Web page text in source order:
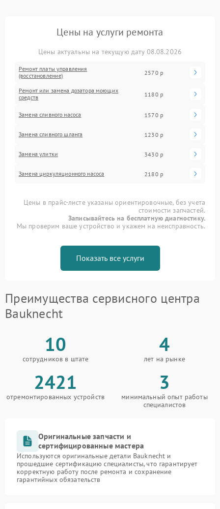
Цены на услуги ремонта
Цены актуальны на текущую дату 08.08.2026
Ремонт платы управления
(восстановление)
2570 р
Ремонт или замена дозатора моющих
средств
1180 р
Замена сливного насоса 1570 р
Замена сливного шланга 1230 р
Замена улитки 3430 р
Замена циркуляционного насоса 2180 р
Цены в прайс-листе указаны ориентировочные, без учета
стоимости запчастей.
Записывайтесь на бесплатную диагностику.
Мы проверим ваше устройство и укажем на неисправность.
Показать все услуги
Преимущества сервисного центра
Bauknecht
10
сотрудников в штате
4
лет на рынке
2421
отремонтированных устройств
3
минимальный опыт работы
специалистов
Оригинальные запчасти и
сертифицированные мастера
Используются оригинальные детали Bauknecht и
прошедшие сертификацию специалисты, что гарантирует
корректную работу после ремонта и сохранение
гарантийных обязательств